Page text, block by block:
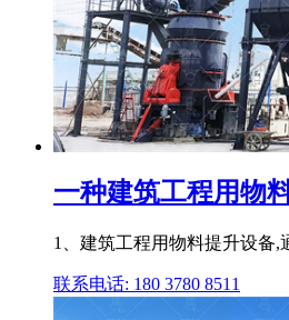
一种建筑工程用物
1、建筑工程用物料提升设备
联系电话: 180 3780 8511